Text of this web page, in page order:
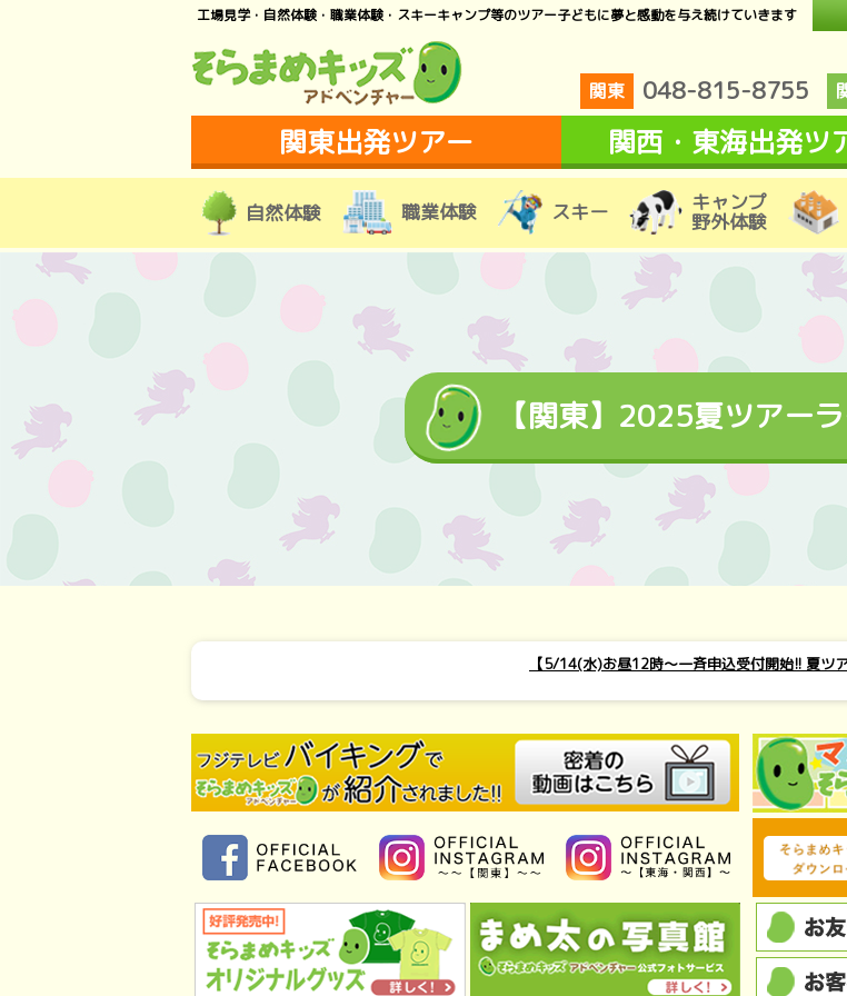
工場見学・自然体験・職業体験・スキーキャンプ等のツアー子どもに夢と感動を与え続けていきます
関東 048-815-8755
関東出発ツアー 関西・東海出発ツ
自然体験 職業体験 スキー キャンプ
野外体験
【関東】2025夏ツアー
【5/14(水)お昼12時～一斉申込受付開始!! 夏ツ